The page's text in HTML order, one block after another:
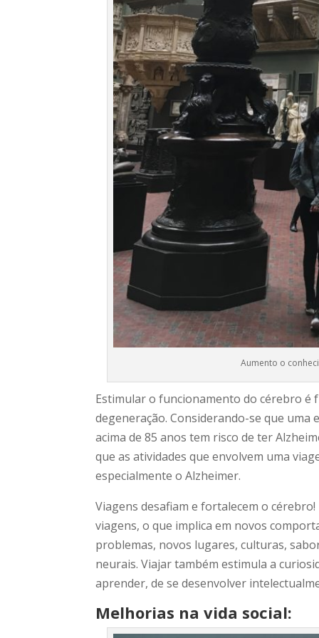
Aumento o
Estimular o funcionamento do cérebro é
degeneração. Considerando-se que uma
acima de 85 anos tem risco de ter
que as atividades que envolvem uma
especialmente o Alzheimer.
Viagens desafiam e fortalecem o
viagens, o que implica em novos
problemas, novos lugares, culturas,
neurais. Viajar também estimula a
aprender, de se desenvolver
Melhorias na vida social: